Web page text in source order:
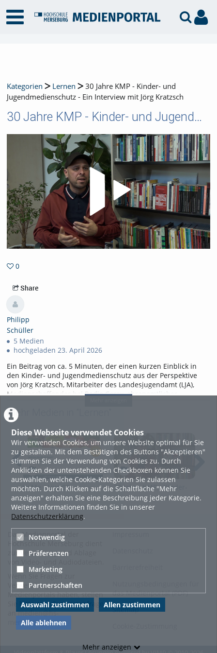
Diese Webseite verwendet Cookies
Wir verwenden Cookies, um unsere Website optimal für Sie
zu gestalten. Mit dem Bestätigen des Buttons "Akzeptieren"
stimmen Sie der Verwendung von Cookies zu. Durch
Anklicken der untenstehenden Checkboxen können Sie
auswählen, welche Cookie-Kategorien Sie zulassen
möchten. Durch Klicken auf die Schaltfläche "Mehr
anzeigen" erhalten Sie eine Beschreibung jeder Kategorie.
Weitere Informationen finden Sie in unserer
Datenschutzerklärung.
Notwendig
Präferenzen
Marketing
Partnerschaften
Auswahl zustimmen
Allen zustimmen
Alle ablehnen
Mehr anzeigen
Kategorien Lernen
30 Jahre KMP - Kinder- und
Jugendmedienschutz - Ein Interview mit Jörg Kratzsch
30 Jahre KMP - Kinder- und Jugendmedienschutz - Ein Interview mit Jörg Kratzsch
0
Share
Philipp
Schüller
5 Medien
hochgeladen 23. April 2026
Ein Beitrag von ca. 5 Minuten, der einen kurzen Einblick in
den Kinder- und Jugendmedienschutz aus der Perspektive
von Jörg Kratzsch, Mitarbeiter des Landesjugendamt (LJA),
Medienschaffender bei Radio Corax, ehrenamtlicher
(FSK), Teil der GMK, Mitglied des Offenen Kanals Merseburg-
Querfurt e.V u.v.m, bietet. Der Beitrag entstand im Rahmen
der Erstsemesterveranstaltung "Kulturkompass", des
Studienganges Kultur- und Medienpädagogik (KMP) der
Hochschule Merseburg unter der Leitung von Philipp Schüller.
Ein Film von: Max Schröder, Luise Stollberg, Tom Wagner und
Urs Benedict Vögeli
Tags:
kultur- und medienpädagogik
30 jahre kmp
Kategorien: Allgemein,Lernen,
Soziale Arbeit.Medien.Kultur
Studieren
Mehr Medien in "Lernen"
HoMe - Live 01
30 Jahre KMP - Kinder-
und
Jugendmedienschutz -
Das Medienportal der
Hochschule Merseburg dient
zur Verwaltung und Ablage
Wenn Sie Fragen zur
Verwendung des
Medienportals haben, stellen
Sie bitte eine Supportanfrage
anmedien@hs-
merseburg.de.
das Medienportal (PDF)
Sitemap